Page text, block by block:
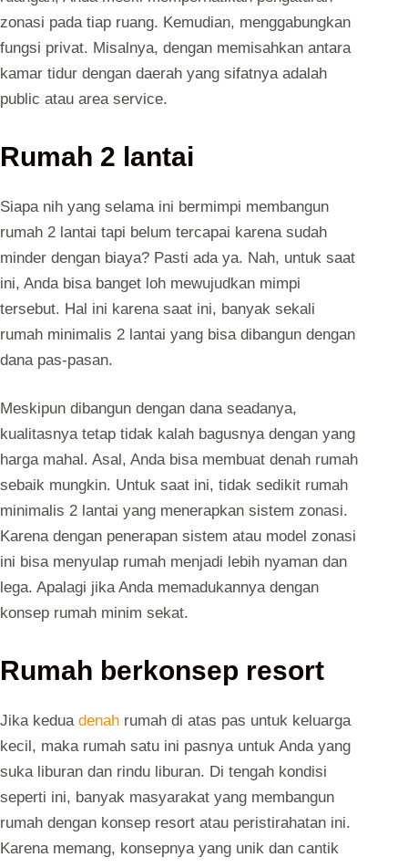
zonasi pada tiap ruang. Kemudian, menggabungkan
fungsi privat. Misalnya, dengan memisahkan antara
kamar tidur dengan daerah yang sifatnya adalah
public atau area service.
Rumah 2 lantai
Siapa nih yang selama ini bermimpi membangun
rumah 2 lantai tapi belum tercapai karena sudah
minder dengan biaya? Pasti ada ya. Nah, untuk saat
ini, Anda bisa banget loh mewujudkan mimpi
tersebut. Hal ini karena saat ini, banyak sekali
rumah minimalis 2 lantai yang bisa dibangun dengan
dana pas-pasan.
Meskipun dibangun dengan dana seadanya,
kualitasnya tetap tidak kalah bagusnya dengan yang
harga mahal. Asal, Anda bisa membuat denah rumah
sebaik mungkin. Untuk saat ini, tidak sedikit rumah
minimalis 2 lantai yang menerapkan sistem zonasi.
Karena dengan penerapan sistem atau model zonasi
ini bisa menyulap rumah menjadi lebih nyaman dan
lega. Apalagi jika Anda memadukannya dengan
konsep rumah minim sekat.
Rumah berkonsep resort
Jika kedua denah rumah di atas pas untuk keluarga
kecil, maka rumah satu ini pasnya untuk Anda yang
suka liburan dan rindu liburan. Di tengah kondisi
seperti ini, banyak masyarakat yang membangun
rumah dengan konsep resort atau peristirahatan ini.
Karena memang, konsepnya yang unik dan cantik